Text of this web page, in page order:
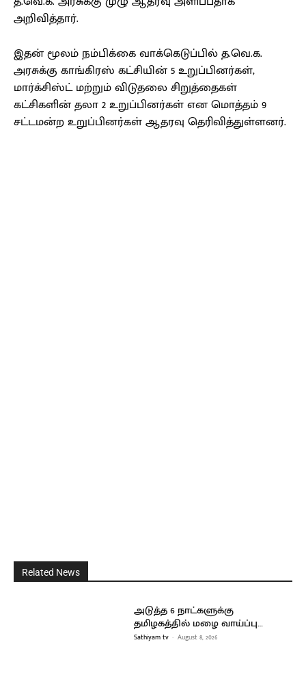
அறிவித்தார்.
இதன் மூலம் நம்பிக்கை வாக்கெடுப்பில் த.வெ.க.
அரசுக்கு காங்கிரஸ் கட்சியின் 5 உறுப்பினர்கள்,
மார்க்சிஸ்ட் மற்றும் விடுதலை சிறுத்தைகள்
கட்சிகளின் தலா 2 உறுப்பினர்கள் என மொத்தம் 9
சட்டமன்ற உறுப்பினர்கள் ஆதரவு தெரிவித்துள்ளனர்.
Related News
அடுத்த 6 நாட்களுக்கு
தமிழகத்தில் மழை வாய்ப்பு…
Sathiyam tv - August 8, 2026